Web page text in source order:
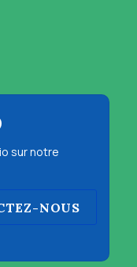
sur notre
NOUS